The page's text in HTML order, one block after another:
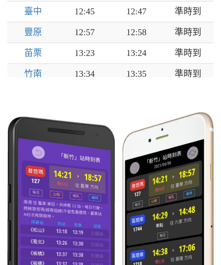
臺中 12:45 12:47 準時到
豐原 12:57 12:58 準時到
苗栗 13:23 13:24 準時到
竹南 13:34 13:35 準時到
中壢 準時到
桃園 14:28 14:30
板橋 14:50 14:52 準時到
臺北 15:01 15:04 準時到
松山 15:11 15:12 準時到
汐止 15:23 準時到
七堵 15:33 準時到